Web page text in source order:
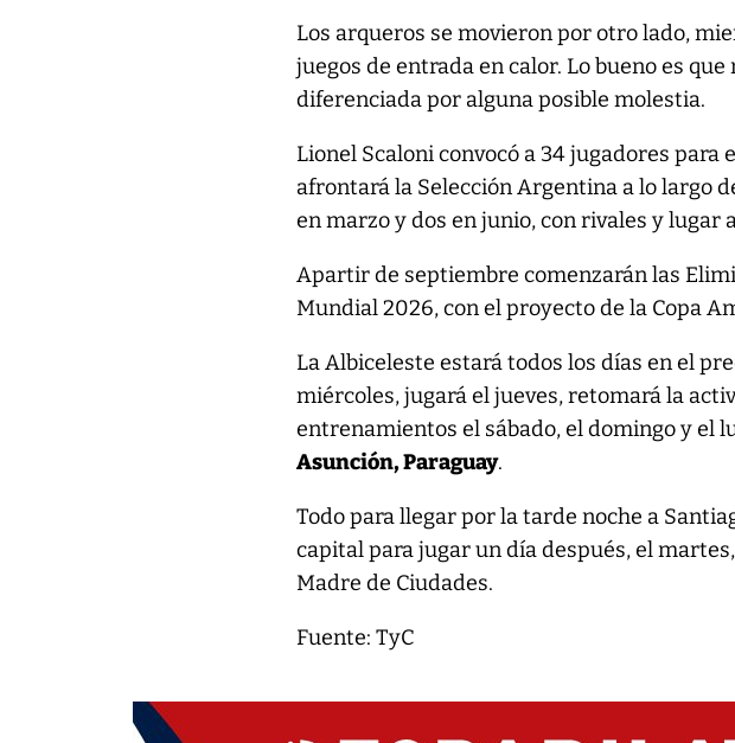
Los arqueros se movieron por otro lado,
juegos de entrada en calor. Lo bueno es
diferenciada por alguna posible molestia.
Lionel Scaloni convocó a 34 jugadores para
afrontará la Selección Argentina a lo largo
en marzo y dos en junio, con rivales y lugar
Apartir de septiembre comenzarán las
Mundial 2026, con el proyecto de la Copa
La Albiceleste estará todos los días en el
miércoles, jugará el jueves, retomará la
entrenamientos el sábado, el domingo y el
Asunción, Paraguay.
Todo para llegar por la tarde noche a
capital para jugar un día después, el
Madre de Ciudades.
Fuente: TyC